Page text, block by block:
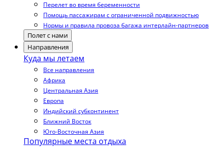
Перелет во время беременности
Помощь пассажирам с ограниченной подвижностью
Нормы и правила провоза багажа интерлайн-партнеров
Полет с нами
Направления
Куда мы летаем
Все направления
Африка
Центральная Азия
Европа
Индийский субконтинент
Ближний Восток
Юго-Восточная Азия
Популярные места отдыха